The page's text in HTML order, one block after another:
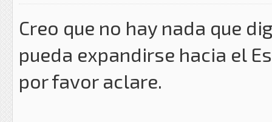
Creo que no hay nada que
pueda expandirse hacia el
por favor aclare.